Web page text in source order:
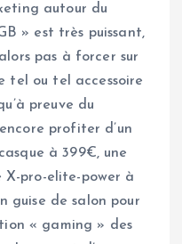
autour du
» est très puissant,
pas à forcer sur
tel ou tel accessoire
preuve du
profiter d’un
à 399€, une
X-pro-elite-power à
guise de salon pour
« gaming » des